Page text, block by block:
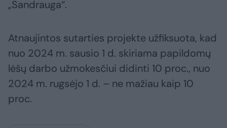
„Sandrauga“.
Atnaujintos sutarties projekte užfiksuota, kad
nuo 2024 m. sausio 1 d. skiriama papildomų
lėšų darbo užmokesčiui didinti 10 proc., nuo
2024 m. rugsėjo 1 d. – ne mažiau kaip 10
proc.